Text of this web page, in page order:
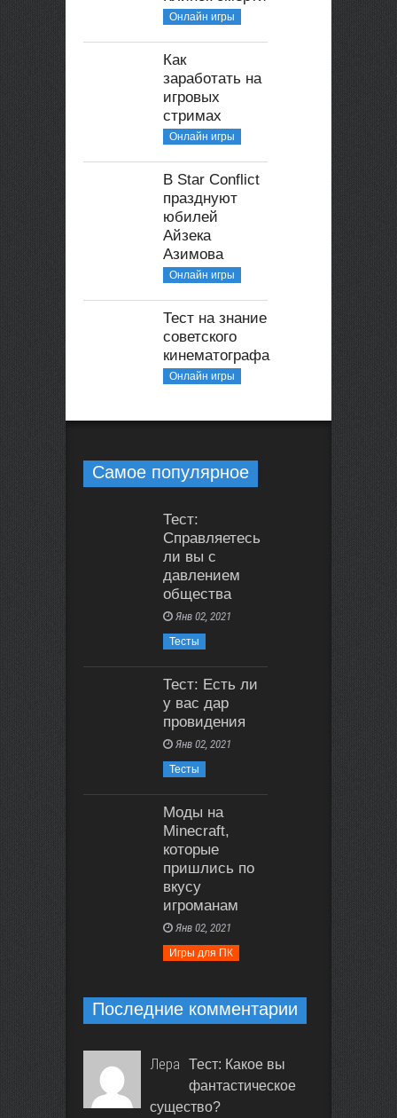
Онлайн игры
Как
заработать на
игровых
стримах
Онлайн игры
В Star Conflict
празднуют
юбилей
Айзека
Азимова
Онлайн игры
Тест на знание
советского
кинематографа
Онлайн игры
Самое популярное
Тест:
Справляетесь
ли вы с
давлением
общества
Янв 02, 2021
Тесты
Тест: Есть ли
у вас дар
провидения
Янв 02, 2021
Тесты
Моды на
Minecraft,
которые
пришлись по
вкусу
игроманам
Янв 02, 2021
Игры для ПК
Последние комментарии
Лера
Тест: Какое вы
фантастическое
существо?